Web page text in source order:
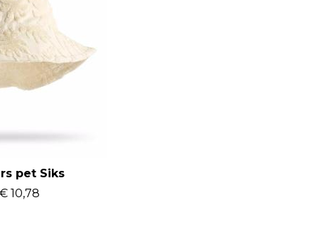
pet Siks
€ 10,78